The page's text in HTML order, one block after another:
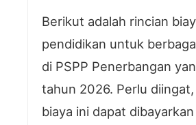
Berikut adalah rincian
pendidikan untuk
di PSPP Penerbangan
tahun 2026. Perlu
biaya ini dapat